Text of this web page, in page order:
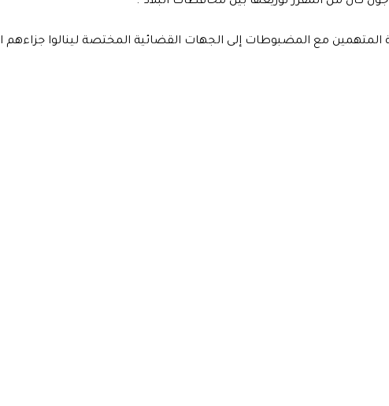
المتهمين مع المضبوطات إلى الجهات القضائية المختصة لينالوا جزاءهم